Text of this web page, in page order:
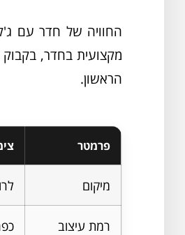
החוויה של חדר עם
מקצועית בחדר,
הראשון.
פרמטר
מיקום
רמת עיצוב